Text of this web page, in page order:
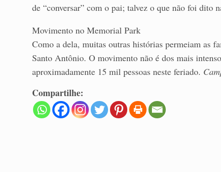
de “conversar” com o pai; talvez o que não foi dito
Movimento no Memorial Park
Como a dela, muitas outras histórias permeiam as
Santo Antônio. O movimento não é dos mais
aproximadamente 15 mil pessoas neste feriado.
Compartilhe: